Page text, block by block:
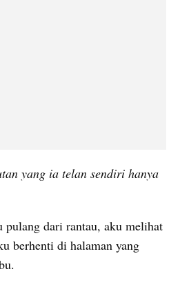
yang ia telan sendiri hanya
pulang dari rantau, aku melihat
berhenti di halaman yang